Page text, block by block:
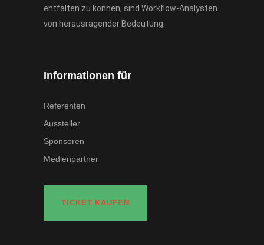
entfalten zu können, sind Workflow-Analysten
von herausragender Bedeutung.
Informationen für
Referenten
Aussteller
Sponsoren
Medienpartner
TICKET KAUFEN